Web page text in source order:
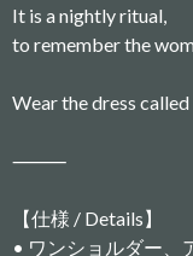
It is a nightly ritual,
to remember the
Wear the dress
⸻
【仕様 / Details】
• ワンショルダー、